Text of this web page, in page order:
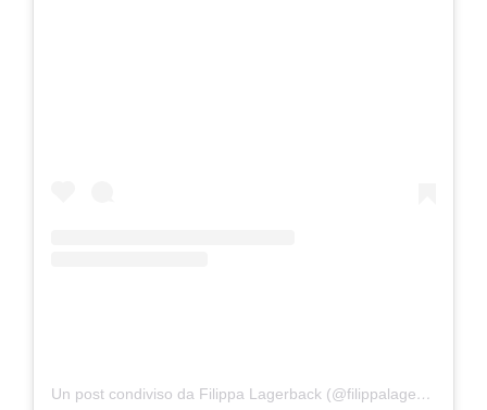
Un post condiviso da Filippa Lagerback (@filippalagerback)